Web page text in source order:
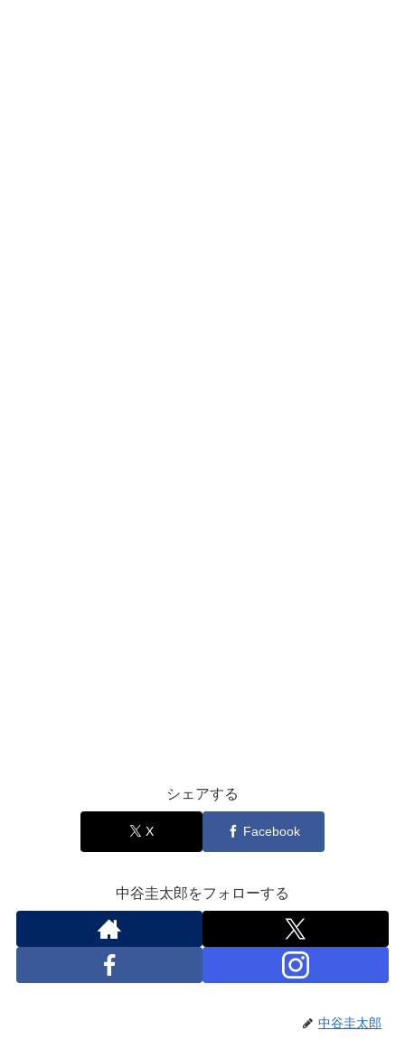
シェアする
X Facebook
中谷圭太郎をフォローする
中谷圭太郎